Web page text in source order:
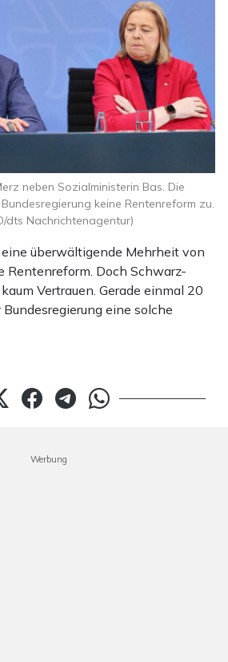
überwältigende Mehrheit von
Rentenreform. Doch Schwarz-
Vertrauen. Gerade einmal 20
eine solche
neben Sozialministerin Bas. Die
keine Rentenreform zu.
dts Nachrichtenagentur)
Werbung